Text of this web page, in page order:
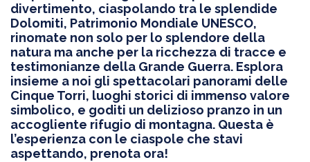
divertimento, ciaspolando tra le splendide
Dolomiti, Patrimonio Mondiale UNESCO,
rinomate non solo per lo splendore della
natura ma anche per la ricchezza di tracce e
testimonianze della Grande Guerra. Esplora
insieme a noi gli spettacolari panorami delle
Cinque Torri, luoghi storici di immenso valore
simbolico, e goditi un delizioso pranzo in un
accogliente rifugio di montagna. Questa è
l’esperienza con le ciaspole che stavi
aspettando, prenota ora!